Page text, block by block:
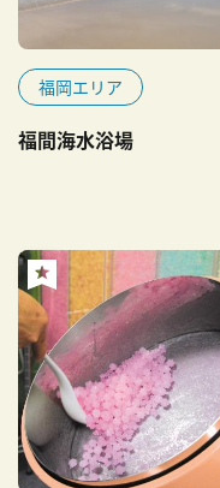
福岡エリア
福間海水浴場